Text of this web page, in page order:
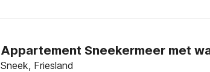
Appartement Sneekermeer met
Sneek, Friesland